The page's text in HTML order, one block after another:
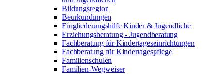
Bildungsregion
Beurkundungen
Eingliederungshilfe Kinder & Jugendliche
Erziehungsberatung - Jugendberatung
Fachberatung für Kindertageseinrichtungen
Fachberatung für Kindertagespflege
Familienschulen
Familien-Wegweiser